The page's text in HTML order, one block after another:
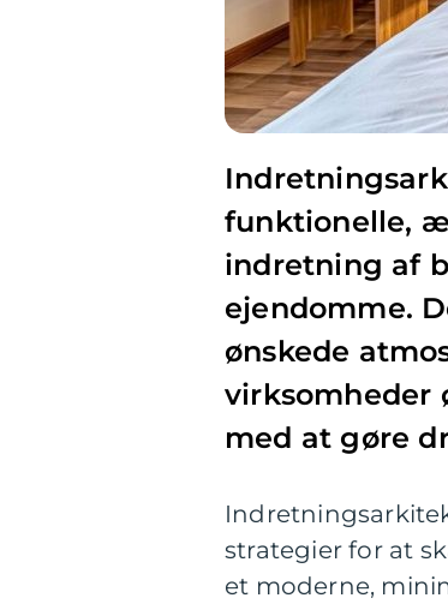
funktionelle,
indretning af
ejendomme.
ønskede
virksomheder
med at gøre
strategier for at
et moderne,